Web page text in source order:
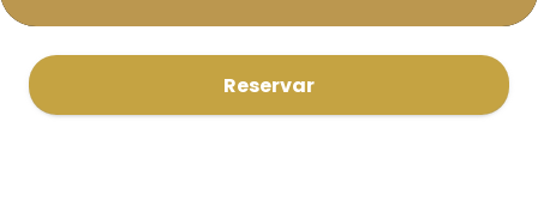
Reservar